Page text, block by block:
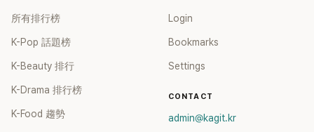
所有排行榜
K-Pop 話題榜
K-Beauty 排行
K-Drama 排行榜
K-Food 趨勢
Login
Bookmarks
Settings
CONTACT
admin@kagit.kr